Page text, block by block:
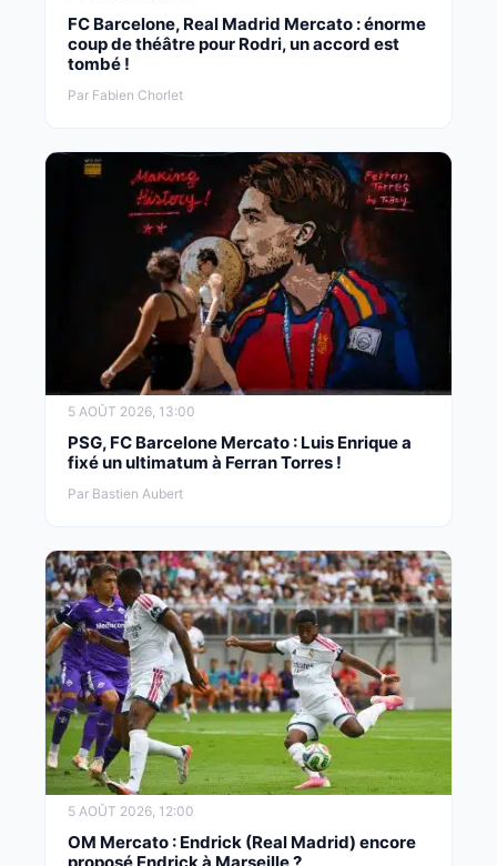
FC Barcelone, Real Madrid Mercato : énorme
coup de théâtre pour Rodri, un accord est
tombé !
Par Fabien Chorlet
5 AOÛT 2026, 13:00
PSG, FC Barcelone Mercato : Luis Enrique a
fixé un ultimatum à Ferran Torres !
Par Bastien Aubert
5 AOÛT 2026, 12:00
OM Mercato : Endrick (Real Madrid) encore